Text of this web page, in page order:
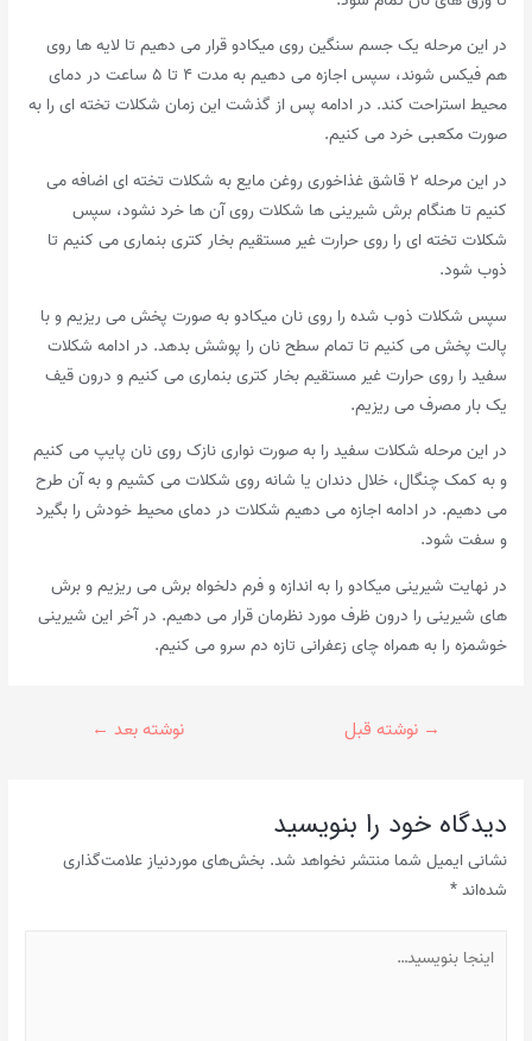
در این مرحله یک جسم سنگین روی میکادو قرار می دهیم تا لایه ها روی
هم فیکس شوند، سپس اجازه می دهیم به مدت ۴ تا ۵ ساعت در دمای
محیط استراحت کند. در ادامه پس از گذشت این زمان شکلات تخته ای را به
صورت مکعبی خرد می کنیم.
در این مرحله ۲ قاشق غذاخوری روغن مایع به شکلات تخته ای اضافه می
کنیم تا هنگام برش شیرینی ها شکلات روی آن ها خرد نشود، سپس
شکلات تخته ای را روی حرارت غیر مستقیم بخار کتری بنماری می کنیم تا
ذوب شود.
سپس شکلات ذوب شده را روی نان میکادو به صورت پخش می ریزیم و با
پالت پخش می کنیم تا تمام سطح نان را پوشش بدهد. در ادامه شکلات
سفید را روی حرارت غیر مستقیم بخار کتری بنماری می کنیم و درون قیف
یک بار مصرف می ریزیم.
در این مرحله شکلات سفید را به صورت نواری نازک روی نان پایپ می کنیم
و به کمک چنگال، خلال دندان یا شانه روی شکلات می کشیم و به آن طرح
می دهیم. در ادامه اجازه می دهیم شکلات در دمای محیط خودش را بگیرد
و سفت شود.
در نهایت شیرینی میکادو را به اندازه و فرم دلخواه برش می ریزیم و برش
های شیرینی را درون ظرف مورد نظرمان قرار می دهیم. در آخر این شیرینی
خوشمزه را به همراه چای زعفرانی تازه دم سرو می کنیم.
راهبری
→ نوشته قبل نوشته بعد ←
دیدگاه‌ خود را بنویسید
نشانی ایمیل شما منتشر نخواهد شد. بخش‌های موردنیاز علامت‌گذاری
شده‌اند*
بنویسید…